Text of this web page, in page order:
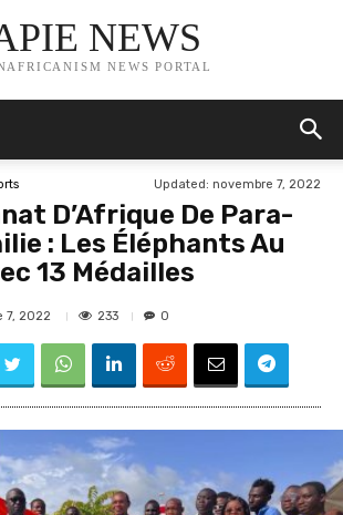
NEWS
NEWS PORTAL
Updated: novembre 7, 2022
D’Afrique De Para-
: Les Éléphants Au
13 Médailles
7, 2022 233 0